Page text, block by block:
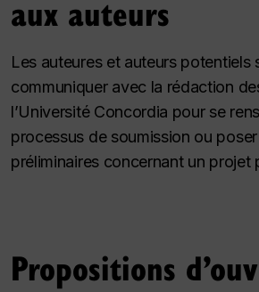
aux auteurs
Les auteures et auteurs potentiels
communiquer avec la rédaction
l’Université Concordia pour se
processus de soumission ou
préliminaires concernant un projet
Propositions